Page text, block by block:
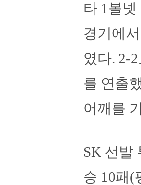
타 1볼
경기에
였다. 2-
를 연출
어깨를
SK 선발
승 10패(